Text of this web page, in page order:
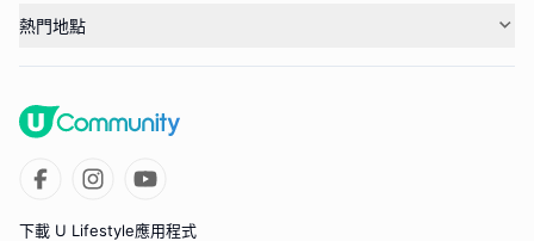
熱門地點
下載 U Lifestyle應用程式